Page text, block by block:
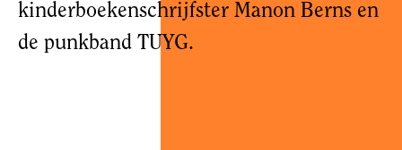
kinderboekenschrijfster Manon Berns en
de punkband TUYG.